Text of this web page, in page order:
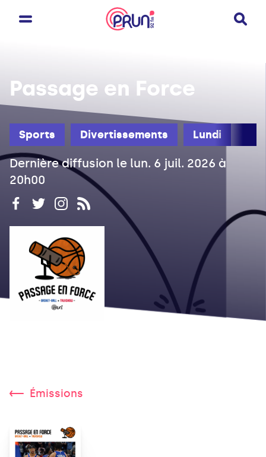
Sports Divertissements Lundi
Passage en Force
Dernière diffusion le lun. 6 juil. 2026 à
20h00
Émissions